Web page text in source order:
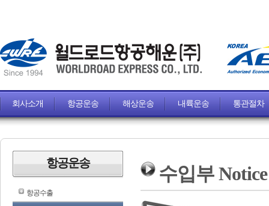
회사소개 항공운송 해상운송 내륙운송 통관절차
항공운송
항공수출
수입부 Notice